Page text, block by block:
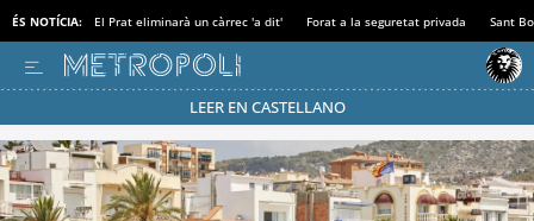
ÉS NOTÍCIA: El Prat eliminarà un càrrec 'a dit' Forat a la seguretat privada Sant
LEER EN CASTELLANO
Passa’t al mode estalvi